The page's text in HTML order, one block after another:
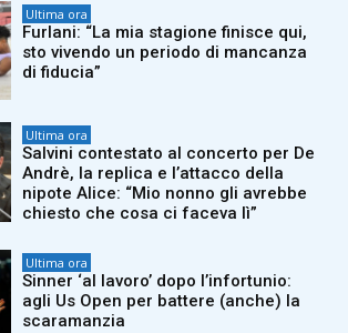
Ultima ora
Furlani: “La mia stagione finisce qui,
sto vivendo un periodo di mancanza
di fiducia”
Ultima ora
Salvini contestato al concerto per De
Andrè, la replica e l’attacco della
nipote Alice: “Mio nonno gli avrebbe
chiesto che cosa ci faceva lì”
Ultima ora
Sinner ‘al lavoro’ dopo l’infortunio:
agli Us Open per battere (anche) la
scaramanzia